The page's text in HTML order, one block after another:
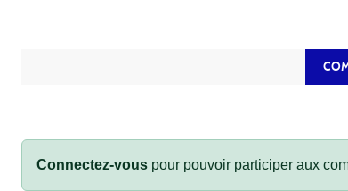
Connectez-vous pour pouvoir participer aux